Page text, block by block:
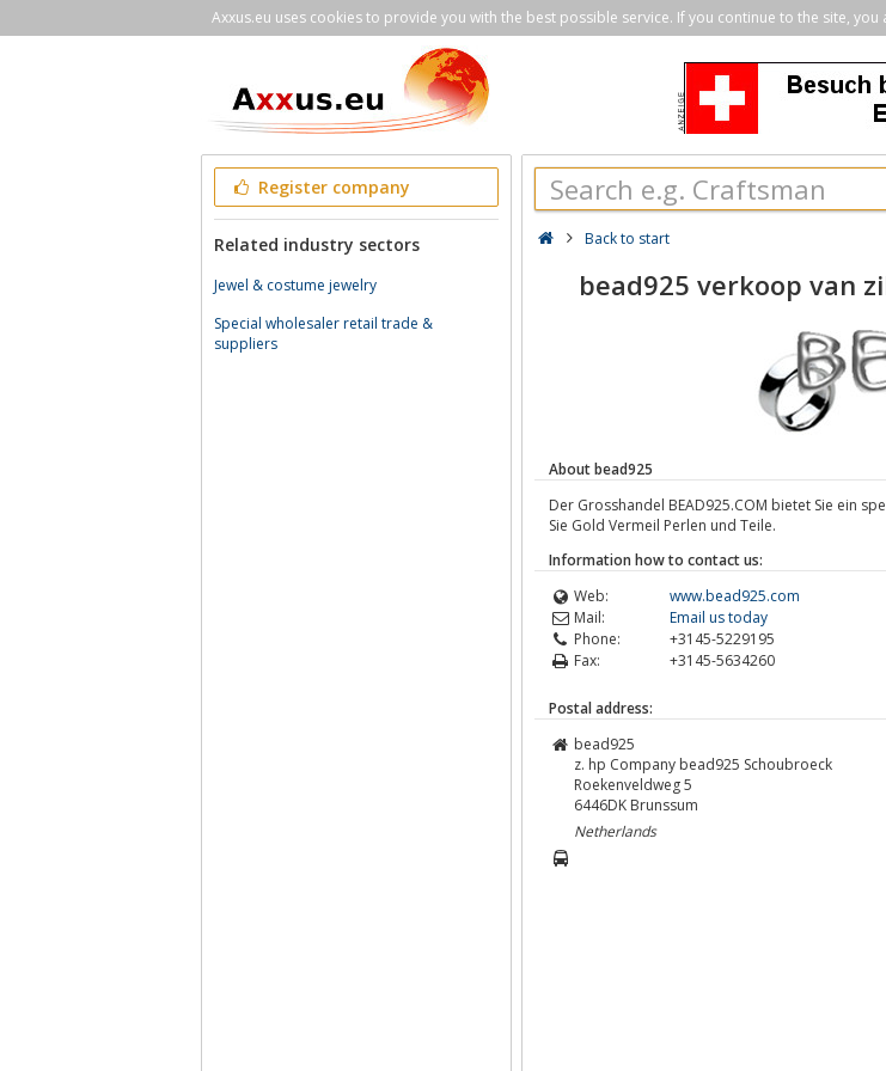
Axxus.eu uses cookies to provide you with the best possible service. If you continue to the site, you
Register company
Related industry sectors
Jewel & costume jewelry
Special wholesaler retail trade &
suppliers
Back to start
bead925 verkoop van
About bead925
Der Grosshandel BEAD925.COM bietet Sie ein
Sie Gold Vermeil Perlen und Teile.
Information how to contact us:
Web:
www.bead925.com
Mail:
Email us today
Phone:
+3145-5229195
Fax:
+3145-5634260
Postal address:
bead925
z. hp Company bead925 Schoubroeck
Roekenveldweg 5
6446DK Brunssum
Netherlands